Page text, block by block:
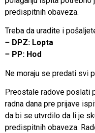
predispitnih obaveza.
Treba da uradite i
– DPZ: Lopta
– PP: Hod
Ne moraju se predati svi
Preostale radove poslati
radna dana pre prijave
da bi se utvrdilo da li je
predispitnih obaveza.